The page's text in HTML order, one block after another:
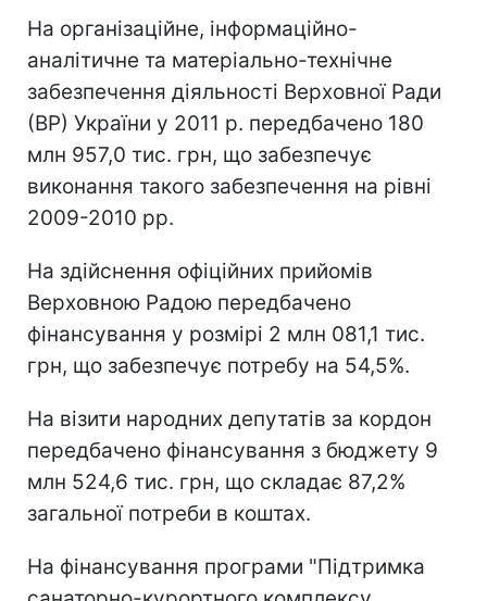
На організаційне, інформаційно-
аналітичне та матеріально-технічне
забезпечення діяльності Верховної Ради
(ВР) України у 2011 р. передбачено 180
млн 957,0 тис. грн, що забезпечує
виконання такого забезпечення на рівні
2009-2010 рр.
На здійснення офіційних прийомів
Верховною Радою передбачено
фінансування у розмірі 2 млн 081,1 тис.
грн, що забезпечує потребу на 54,5%.
На візити народних депутатів за кордон
передбачено фінансування з бюджету 9
млн 524,6 тис. грн, що складає 87,2%
загальної потреби в коштах.
На фінансування програми "Підтримка